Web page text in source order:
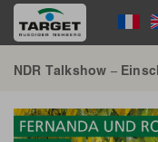
Direkt
zum
Inhalt
Language
Menu
Hauptnavigation
NDR Talkshow –